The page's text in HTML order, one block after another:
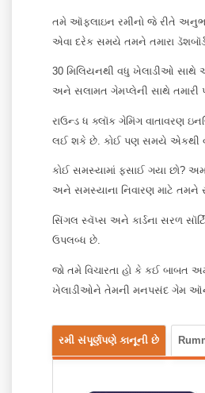
તમે ઑફલાઇન રમીનો જે રીતે
એવા દરેક સમયે તમને તમારા
30 મિલિયનથી વધુ ખેલાડીઓ સાથે
અને સલામત ગેમપ્લેની સાથે તમારી
રાઉન્ડ ધ ક્લૉક ગેમિંગ વાતાવરણ
લઈ શકે છે. કોઈ પણ સમયે એકથી
કોઈ સમસ્યામાં ફસાઈ ગયા છો?
અને સમસ્યાના નિવારણ માટે તમને
સિંગલ સ્વૅપ્સ અને કાર્ડના સરળ
ઉપલબ્ધ છે.
જો તમે વિચારતા હો કે કઈ બાબત
ખેલાડીઓને તેમની મનપસંદ ગેમ
રમી સંપૂર્ણપણે કાનૂની છે